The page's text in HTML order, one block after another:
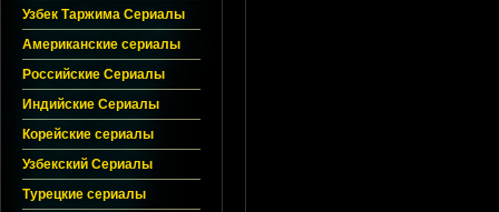
Узбек Таржима Сериалы
Американские сериалы
Российские Сериалы
Индийские Сериалы
Корейские сериалы
Узбекский Сериалы
Турецкие сериалы